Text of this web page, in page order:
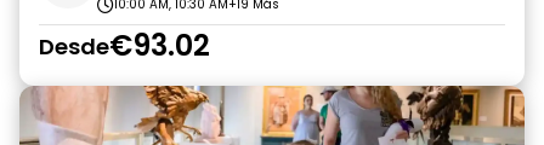
10:00 AM, 10:30 AM+19 Más
Desde€93.02